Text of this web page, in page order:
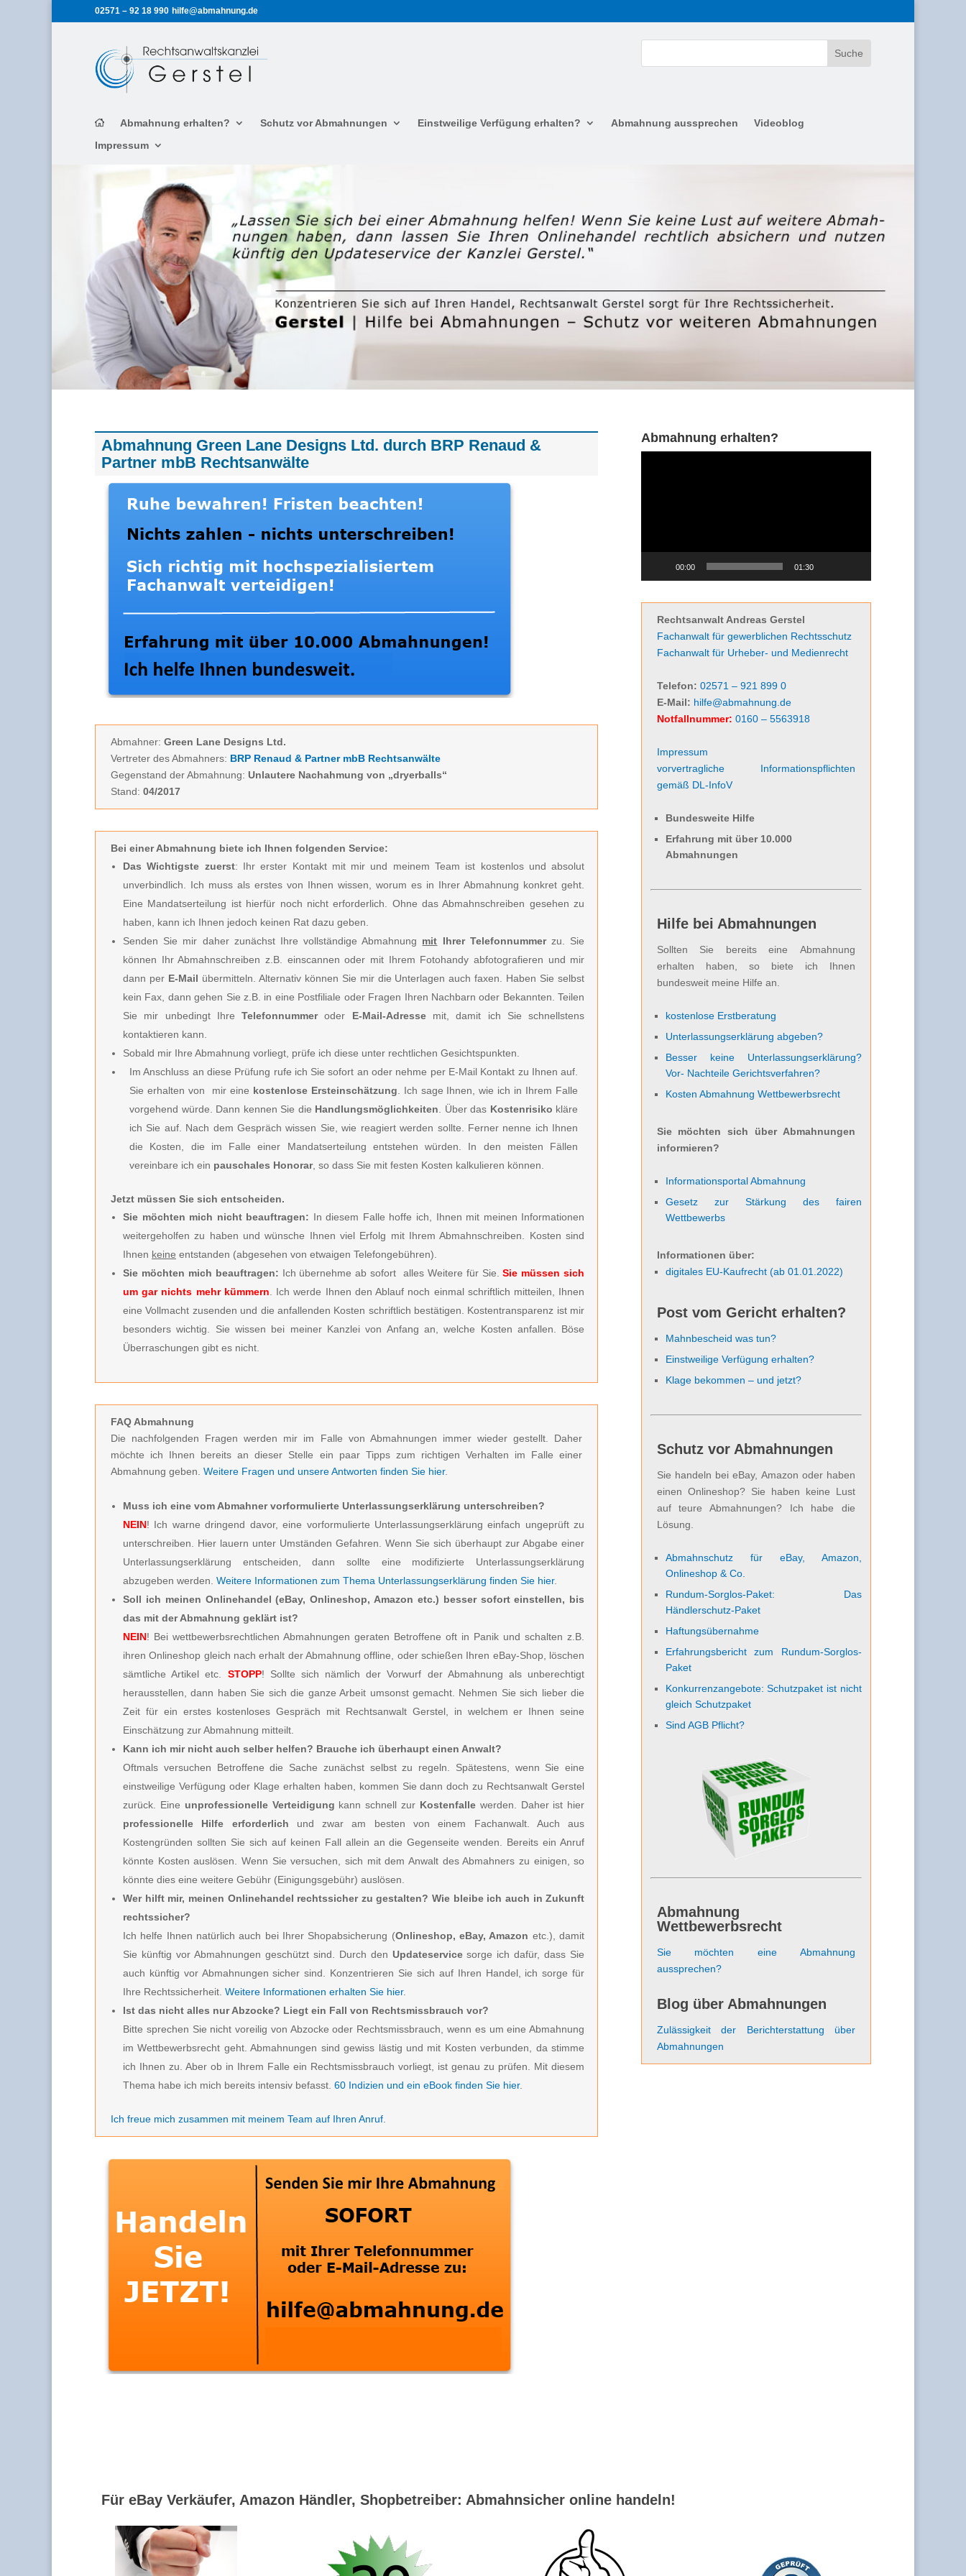
02571 – 92 18 990 hilfe@abmahnung.de
Abmahnung erhalten? Schutz vor Abmahnungen Einstweilige Verfügung erhalten? Abmahnung aussprechen
Videoblog
Impressum
Abmahnung Green Lane Designs Ltd. durch BRP Renaud &
Partner mbB Rechtsanwälte
Abmahner: Green Lane Designs Ltd.
Vertreter des Abmahners: BRP Renaud & Partner mbB Rechtsanwälte
Gegenstand der Abmahnung: Unlautere Nachahmung von „dryerballs“
Stand: 04/2017
Bei einer Abmahnung biete ich Ihnen folgenden Service:
Das Wichtigste zuerst: Ihr erster Kontakt mit mir und meinem Team ist kostenlos und absolut
unverbindlich. Ich muss als erstes von Ihnen wissen, worum es in Ihrer Abmahnung konkret geht.
Eine Mandatserteilung ist hierfür noch nicht erforderlich. Ohne das Abmahnschreiben gesehen zu
haben, kann ich Ihnen jedoch keinen Rat dazu geben.
Senden Sie mir daher zunächst Ihre vollständige Abmahnung mit Ihrer Telefonnummerzu. Sie
können Ihr Abmahnschreiben z.B. einscannen oder mit Ihrem Fotohandy abfotografieren und mir
dann per E-Mail übermitteln. Alternativ können Sie mir die Unterlagen auch faxen. Haben Sie selbst
kein Fax, dann gehen Sie z.B. in eine Postfiliale oder Fragen Ihren Nachbarn oder Bekannten. Teilen
Sie mir unbedingt IhreTelefonnummeroder E-Mail-Adressemit, damit ich Sie schnellstens
kontaktieren kann.
Sobald mir Ihre Abmahnung vorliegt, prüfe ich diese unter rechtlichen Gesichtspunkten.
Im Anschluss an diese Prüfung rufe ich Siesofort an oder nehme per E-Mail Kontakt zu Ihnen auf.
Sie erhalten von
mir eine kostenlose Ersteinschätzung . Ich sage Ihnen, wie ich in Ihrem Falle
vorgehend würde. Dann kennen Sie die Handlungsmöglichkeiten . Über das Kostenrisiko kläre
ich Sie auf. Nach dem Gespräch wissen Sie, wie reagiert werden sollte. Ferner nenne ich Ihnen
die Kosten, die im Falle einer Mandatserteilung entstehen würden. In den meisten Fällen
vereinbare ich ein pauschales Honorar, so dass Sie mit festen Kosten kalkulieren können.
Jetzt müssen Sie sich entscheiden.
Sie möchten mich nicht beauftragen: In diesem Falle hoffe ich, Ihnen mit meinen Informationen
weitergeholfen zu haben und wünsche Ihnen viel Erfolg mit Ihrem Abmahnschreiben. Kosten sind
Ihnen keine entstanden (abgesehen von etwaigen Telefongebühren).
Sie möchten mich beauftragen: Ich übernehme ab sofort alles Weitere für Sie.Sie müssen sich
um gar nichts mehr kümmern . Ich werde Ihnen den Ablauf noch einmal schriftlich mitteilen, Ihnen
eine Vollmacht zusenden und die anfallenden Kosten schriftlich bestätigen. Kostentransparenz ist mir
besonders wichtig. Sie wissen bei meiner Kanzlei von Anfang an, welche Kosten anfallen. Böse
Überraschungen gibt es nicht.
FAQ Abmahnung
Die nachfolgenden Fragen werden mir im Falle von Abmahnungen immer wieder gestellt. Daher
möchte ich Ihnen bereits an dieser Stelle ein paar Tipps zum richtigen Verhalten im Falle einer
Abmahnung geben. Weitere Fragen und unsere Antworten finden Sie hier.
Muss ich eine vom Abmahner vorformulierte Unterlassungserklärung unterschreiben?
NEIN! Ich warne dringend davor, eine vorformulierte Unterlassungserklärung einfach ungeprüft zu
unterschreiben. Hier lauern unter Umständen Gefahren. Wenn Sie sich überhaupt zur Abgabe einer
Unterlassungserklärung entscheiden, dann sollte eine modifizierte Unterlassungserklärung
abzugeben werden. Weitere Informationen zum Thema Unterlassungserklärung finden Sie hier.
Soll ich meinen Onlinehandel (eBay, Onlineshop, Amazon etc.) besser sofort einstellen, bis
das mit der Abmahnung geklärt ist?
NEIN! Bei wettbewerbsrechtlichen Abmahnungen geraten Betroffene oft in Panik und schalten z.B.
ihren Onlineshop gleich nach erhalt der Abmahnung offline, oder schießen Ihren eBay-Shop, löschen
sämtliche Artikel etc. STOPP! Sollte sich nämlich der Vorwurf der Abmahnung als unberechtigt
herausstellen, dann haben Sie sich die ganze Arbeit umsonst gemacht. Nehmen Sie sich lieber die
Zeit für ein erstes kostenloses Gespräch mit Rechtsanwalt Gerstel, in welchem er Ihnen seine
Einschätzung zur Abmahnung mitteilt.
Kann ich mir nicht auch selber helfen? Brauche ich überhaupt einen Anwalt?
Oftmals versuchen Betroffene die Sache zunächst selbst zu regeln. Spätestens, wenn Sie eine
einstweilige Verfügung oder Klage erhalten haben, kommen Sie dann doch zu Rechtsanwalt Gerstel
zurück. Eine unprofessionelle Verteidigung kann schnell zur Kostenfallewerden. Daher ist hier
professionelle Hilfe erforderlich und zwar am besten von einem Fachanwalt. Auch aus
Kostengründen sollten Sie sich auf keinen Fall allein an die Gegenseite wenden. Bereits ein Anruf
könnte Kosten auslösen. Wenn Sie versuchen, sich mit dem Anwalt des Abmahners zu einigen, so
könnte dies eine weitere Gebühr (Einigungsgebühr) auslösen.
Wer hilft mir, meinen Onlinehandel rechtssicher zu gestalten? Wie bleibe ich auch in Zukunft
rechtssicher?
Ich helfe Ihnen natürlich auch bei Ihrer Shopabsicherung (Onlineshop, eBay, Amazon etc.), damit
Sie künftig vor Abmahnungen geschützt sind. Durch den Updateservicesorge ich dafür, dass Sie
auch künftig vor Abmahnungen sicher sind. Konzentrieren Sie sich auf Ihren Handel, ich sorge für
Ihre Rechtssicherheit. Weitere Informationen erhalten Sie hier.
Ist das nicht alles nur Abzocke? Liegt ein Fall von Rechtsmissbrauch vor?
Bitte sprechen Sie nicht voreilig von Abzocke oder Rechtsmissbrauch, wenn es um eine Abmahnung
im Wettbewerbsrecht geht. Abmahnungen sind gewiss lästig und mit Kosten verbunden, da stimme
ich Ihnen zu. Aber ob in Ihrem Falle ein Rechtsmissbrauch vorliegt, ist genau zu prüfen. Mit diesem
Thema habe ich mich bereits intensiv befasst. 60 Indizien und ein eBook finden Sie hier.
Ich freue mich zusammen mit meinem Team auf Ihren Anruf
Abmahnung erhalten?
00:00 01:30
Rechtsanwalt Andreas Gerstel
Fachanwalt für gewerblichen Rechtsschutz
Fachanwalt für Urheber- und Medienrecht
Telefon: 02571 – 921 899 0
E-Mail: hilfe@abmahnung.de
Notfallnummer: 0160 – 5563918
Impressum
vorvertragliche Informationspflichten
gemäß DL-InfoV
Bundesweite Hilfe
Erfahrung mit über 10.000
Abmahnungen
Hilfe bei Abmahnungen
Sollten Sie bereits eine Abmahnung
erhalten haben, so biete ich Ihnen
bundesweit meine Hilfe an.
kostenlose Erstberatung
Unterlassungserklärung abgeben?
Besser keine Unterlassungserklärung?
Vor- Nachteile Gerichtsverfahren?
Kosten Abmahnung Wettbewerbsrecht
Sie möchten sich über Abmahnungen
informieren?
Informationsportal Abmahnung
Gesetz zur Stärkung des fairen
Wettbewerbs
Informationen über:
digitales EU-Kaufrecht (ab 01.01.2022)
Post vom Gericht erhalten?
Mahnbescheid was tun?
Einstweilige Verfügung erhalten?
Klage bekommen – und jetzt?
Schutz vor Abmahnungen
Sie handeln bei eBay, Amazon oder haben
einen Onlineshop? Sie haben keine Lust
auf teure Abmahnungen? Ich habe die
Lösung.
Abmahnschutz für eBay, Amazon,
Onlineshop & Co.
Rundum-Sorglos-Paket: Das
Händlerschutz-Paket
Haftungsübernahme
Erfahrungsbericht zum Rundum-Sorglos-
Paket
Konkurrenzangebote: Schutzpaket ist nicht
gleich Schutzpaket
Sind AGB Pflicht?
Abmahnung
Wettbewerbsrecht
Sie möchten eine Abmahnung
aussprechen?
Blog über Abmahnungen
Zulässigkeit der Berichterstattung über
Abmahnungen
Für eBay Verkäufer, Amazon Händler, Shopbetreiber: Abmahnsicher online handeln!